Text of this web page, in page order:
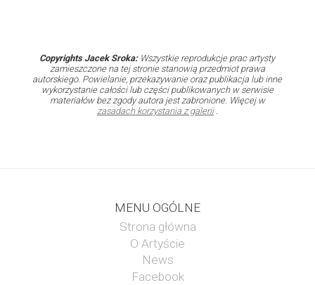
Copyrights Jacek Sroka:Wszystkie reprodukcje prac artysty
zamieszczone na tej stronie stanowią przedmiot prawa
autorskiego. Powielanie, przekazywanie oraz publikacja lub inne
wykorzystanie całości lub części publikowanych w serwisie
materiałów bez zgody autora jest zabronione. Więcej w
zasadach korzystania z galerii.
MENU OGÓLNE
Strona główna
O Artyście
News
Facebook